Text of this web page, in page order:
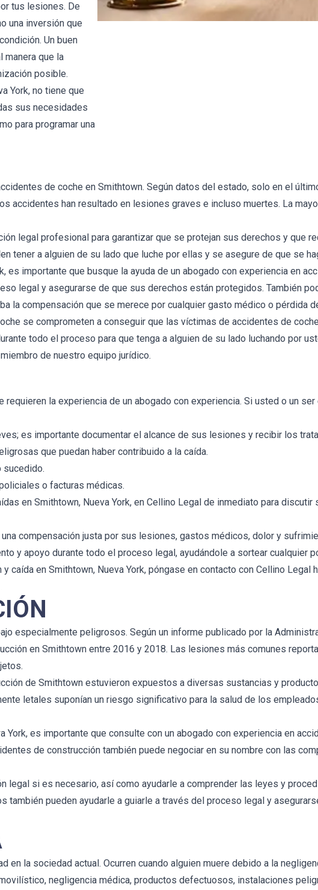
tus lesiones. De
una inversión que
Un buen
manera que la
posible.
York, no tiene que
sus necesidades
para programar una
de coche en Smithtown. Según datos del estado, solo en el
accidentes han resultado en lesiones graves e incluso muertes. La
legal profesional para garantizar que se protejan sus derechos y que
tener a alguien de su lado que luche por ellas y se asegure de que se
es importante que busque la ayuda de un abogado con experiencia en
legal y asegurarse de que sus derechos están protegidos. También
la compensación que se merece por cualquier gasto médico o pérdida
se comprometen a conseguir que las víctimas de accidentes de
todo el proceso para que tenga a alguien de su lado luchando por
de nuestro equipo jurídico.
la experiencia de un abogado con experiencia. Si usted o un
es importante documentar el alcance de sus lesiones y recibir los
que puedan haber contribuido a la caída.
sucedido.
o facturas médicas.
en Smithtown, Nueva York, en Cellino Legal de inmediato para
compensación justa por sus lesiones, gastos médicos, dolor y
y apoyo durante todo el proceso legal, ayudándole a sortear cualquier
en Smithtown, Nueva York, póngase en contacto con Cellino Legal
especialmente peligrosos. Según un informe publicado por la
en Smithtown entre 2016 y 2018. Las lesiones más comunes
de Smithtown estuvieron expuestos a diversas sustancias y
letales suponían un riesgo significativo para la salud de los
es importante que consulte con un abogado con experiencia en
de construcción también puede negociar en su nombre con las
legal si es necesario, así como ayudarle a comprender las leyes y
también pueden ayudarle a guiarle a través del proceso legal y
la sociedad actual. Ocurren cuando alguien muere debido a la
negligencia médica, productos defectuosos, instalaciones